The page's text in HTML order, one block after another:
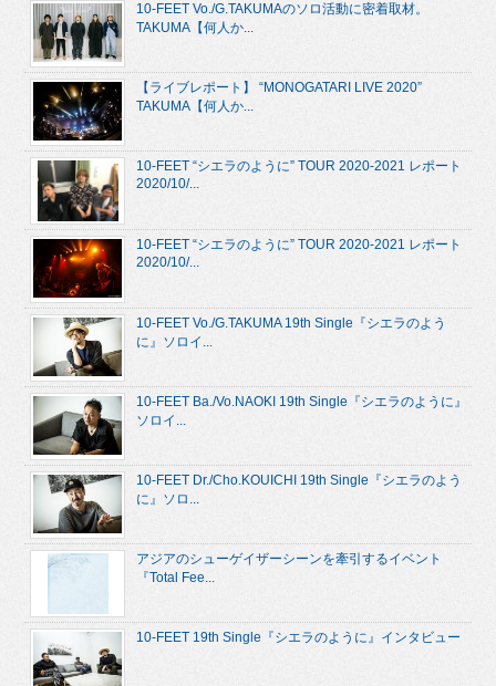
10-FEET Vo./G.TAKUMAのソロ活動に密着取材。
TAKUMA【何人か...
【ライブレポート】 “MONOGATARI LIVE 2020”
TAKUMA【何人か...
10-FEET “シエラのように” TOUR 2020-2021 レポート
2020/10/...
10-FEET “シエラのように” TOUR 2020-2021 レポート
2020/10/...
10-FEET Vo./G.TAKUMA 19th Single『シエラのよう
に』ソロイ...
10-FEET Ba./Vo.NAOKI 19th Single『シエラのように』
ソロイ...
10-FEET Dr./Cho.KOUICHI 19th Single『シエラのよう
に』ソロ...
アジアのシューゲイザーシーンを牽引するイベント
『Total Fee...
10-FEET 19th Single『シエラのように』インタビュー